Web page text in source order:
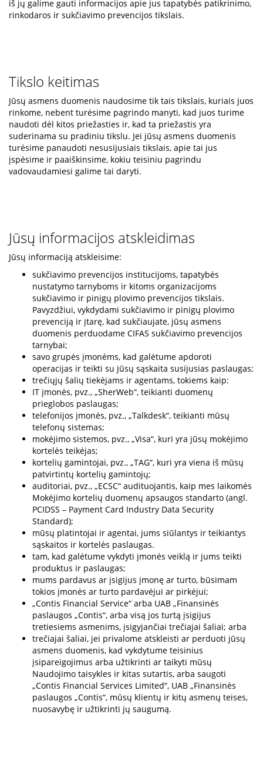
iš jų galime gauti informacijos apie jus tapatybės patikrinimo,
rinkodaros ir sukčiavimo prevencijos tikslais.
Tikslo keitimas
Jūsų asmens duomenis naudosime tik tais tikslais, kuriais juos
rinkome, nebent turėsime pagrindo manyti, kad juos turime
naudoti dėl kitos priežasties ir, kad ta priežastis yra
suderinama su pradiniu tikslu. Jei jūsų asmens duomenis
turėsime panaudoti nesusijusiais tikslais, apie tai jus
įspėsime ir paaiškinsime, kokiu teisiniu pagrindu
vadovaudamiesi galime tai daryti.
Jūsų informacijos atskleidimas
Jūsų informaciją atskleisime:
sukčiavimo prevencijos institucijoms, tapatybės
nustatymo tarnyboms ir kitoms organizacijoms
sukčiavimo ir pinigų plovimo prevencijos tikslais.
Pavyzdžiui, vykdydami sukčiavimo ir pinigų plovimo
prevenciją ir įtarę, kad sukčiaujate, jūsų asmens
duomenis perduodame CIFAS sukčiavimo prevencijos
tarnybai;
savo grupės įmonėms, kad galėtume apdoroti
operacijas ir teikti su jūsų sąskaita susijusias paslaugas;
trečiųjų šalių tiekėjams ir agentams, tokiems kaip:
IT įmonės, pvz., „SherWeb“, teikianti duomenų
prieglobos paslaugas;
telefonijos įmonės, pvz., „Talkdesk“, teikianti mūsų
telefonų sistemas;
mokėjimo sistemos, pvz., „Visa“, kuri yra jūsų mokėjimo
kortelės teikėjas;
kortelių gamintojai, pvz., „TAG“, kuri yra viena iš mūsų
patvirtintų kortelių gamintojų;
auditoriai, pvz., „ECSC“ audituojantis, kaip mes laikomės
Mokėjimo kortelių duomenų apsaugos standarto (angl.
PCIDSS – Payment Card Industry Data Security
Standard);
mūsų platintojai ir agentai, jums siūlantys ir teikiantys
sąskaitos ir kortelės paslaugas.
tam, kad galėtume vykdyti įmonės veiklą ir jums teikti
produktus ir paslaugas;
mums pardavus ar įsigijus įmonę ar turto, būsimam
tokios įmonės ar turto pardavėjui ar pirkėjui;
„Contis Financial Service“ arba UAB „Finansinės
paslaugos „Contis“, arba visą jos turtą įsigijus
tretiesiems asmenims, įsigyjančiai trečiajai šaliai; arba
trečiajai šaliai, jei privalome atskleisti ar perduoti jūsų
asmens duomenis, kad vykdytume teisinius
įsipareigojimus arba užtikrinti ar taikyti mūsų
Naudojimo taisykles ir kitas sutartis, arba saugoti
„Contis Financial Services Limited“, UAB „Finansinės
paslaugos „Contis“, mūsų klientų ir kitų asmenų teises,
nuosavybę ir užtikrinti jų saugumą.